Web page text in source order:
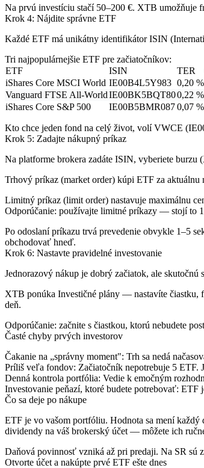
Na prvú investíciu stačí 50–200 €. XTB umožňuje
Krok 4: Nájdite správne ETF
Každé ETF má unikátny identifikátorISIN
Tri najpopulárnejšie ETF pre začiatočníkov:
ETF
ISIN TER
iShares Core MSCI World IE00B4L5Y983 0,20 %
Vanguard FTSE All-WorldIE00BK5BQT800,22 %
iShares Core S&P 500
IE00B5BMR0870,07 %
Kto chce jeden fond na celý život, volí VWCE
Krok 5: Zadajte nákupný príkaz
Na platforme brokera zadáte ISIN, vyberiete
Trhový príkaz (market order) kúpi ETF za aktuálnu
Limitný príkaz (limit order) nastavuje maximálnu
Odporúčanie: používajte limitné príkazy — stojí to
Po odoslaní príkazu trvá prevedenie obvykle 1–5
obchodovať hneď.
Krok 6: Nastavte pravidelné investovanie
Jednorazový nákup je dobrý začiatok, ale skutočnú
XTB ponúka Investičné plány — nastavíte čiastku,
deň.
Odporúčanie: začnite s čiastkou, ktorú nebudete
Časté chyby prvých investorov
Čakanie na „správny moment": Trh sa nedá
Príliš veľa fondov: Začiatočník nepotrebuje 5
Denná kontrola portfólia: Vedie k emočným
Investovanie peňazí, ktoré budete potrebovať: ETF
Čo sa deje po nákupe
ETF je vo vašom portfóliu. Hodnota sa mení každý
dividendy na váš brokerský účet — môžete ich
Daňová povinnosť vzniká až pri predaji. Na SR sú
Otvorte účet a nakúpte prvé ETF ešte dnes